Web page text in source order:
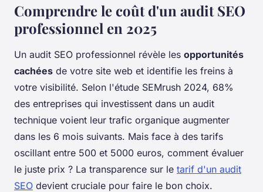
Comprendre le coût d'un audit SEO
professionnel en 2025
Un audit SEO professionnel révèle les opportunités
cachées de votre site web et identifie les freins à
votre visibilité. Selon l'étude SEMrush 2024, 68%
des entreprises qui investissent dans un audit
technique voient leur trafic organique augmenter
dans les 6 mois suivants. Mais face à des tarifs
oscillant entre 500 et 5000 euros, comment évaluer
le juste prix ? La transparence sur le tarif d'un audit
SEO devient cruciale pour faire le bon choix.